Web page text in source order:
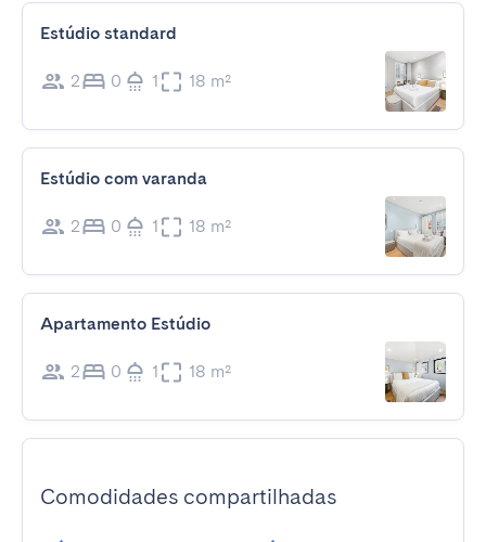
Estúdio standard
2 0 1 18 m²
Estúdio com varanda
2 0 1 18 m²
Apartamento Estúdio
2 0 1 18 m²
Comodidades compartilhadas